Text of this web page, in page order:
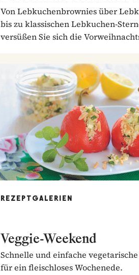
Von Lebkuchenbrownies über
bis zu klassischen Lebkuchen-
versüßen Sie sich die
REZEPTGALERIEN
Veggie-Weekend
Schnelle und einfache
für ein fleischloses Wochenede.